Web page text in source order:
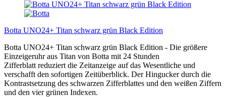
Botta UNO24+ Titan schwarz grün Black Edition
Botta UNO24+ Titan schwarz grün Black Edition - Die größere
Einzeigeruhr aus Titan von Botta mit 24 Stunden
Zifferblatt reduziert die Zeitanzeige auf das Wesentliche und
verschafft den sofortigen Zeitüberblick. Der Hingucker durch die
Kontrastsetzung des schwarzen Zifferblattes und den weißen Ziffern
und den vier grünen Indexen.